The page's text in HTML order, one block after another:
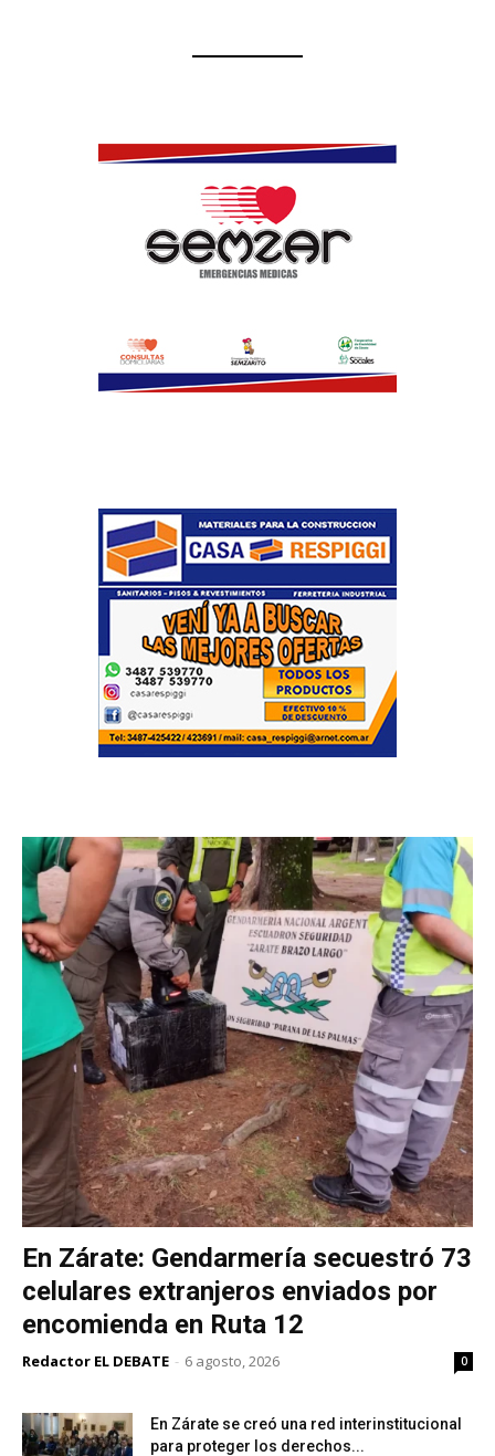
En Zárate: Gendarmería secuestró 73
celulares extranjeros enviados por
encomienda en Ruta 12
Redactor EL DEBATE - 6 agosto, 2026 0
En Zárate se creó una red interinstitucional
para proteger los derechos...